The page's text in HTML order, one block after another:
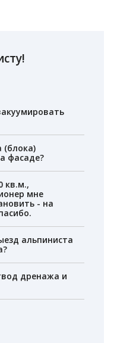
фасаде?
кв.м.,
мне
- на
альпиниста
дренажа и